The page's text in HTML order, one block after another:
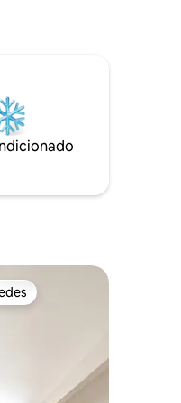
ninguna otra
preferido